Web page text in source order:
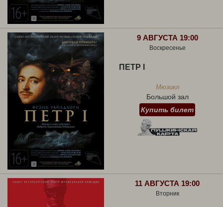
9 АВГУСТА 19:00
Воскресенье
ПЕТР I
Мюзикл
Большой зал
Купить билет
11 АВГУСТА 19:00
Вторник